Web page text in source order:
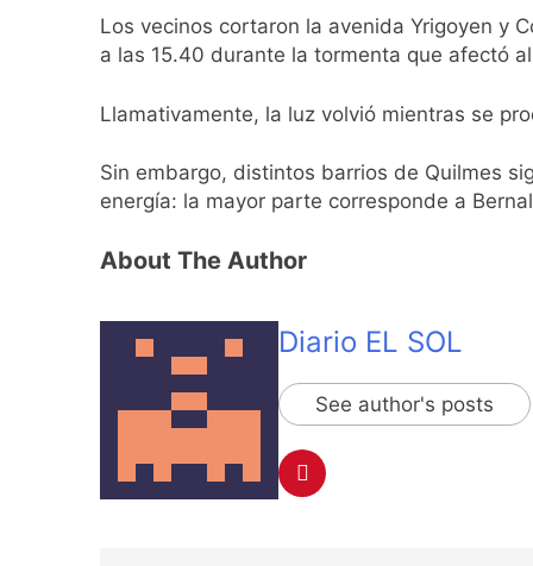
10 Horas Atrás
La Municipalidad
Transporte: un
Una gran
12 Horas Atrás
Senado debate el
Día del Cirujano
Los vecinos cortaron la avenida Yrigoyen y
a las 15.40 durante la tormenta que afectó
Llamativamente, la luz volvió mientras se
Sin embargo, distintos barrios de Quilmes
energía: la mayor parte corresponde a
About The Author
Diario EL SOL
See author's posts